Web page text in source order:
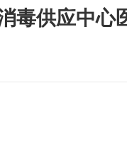
毒供应中